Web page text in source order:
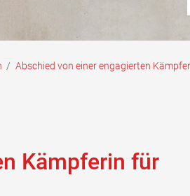
/ Abschied von einer engagierten
Kämpferin für